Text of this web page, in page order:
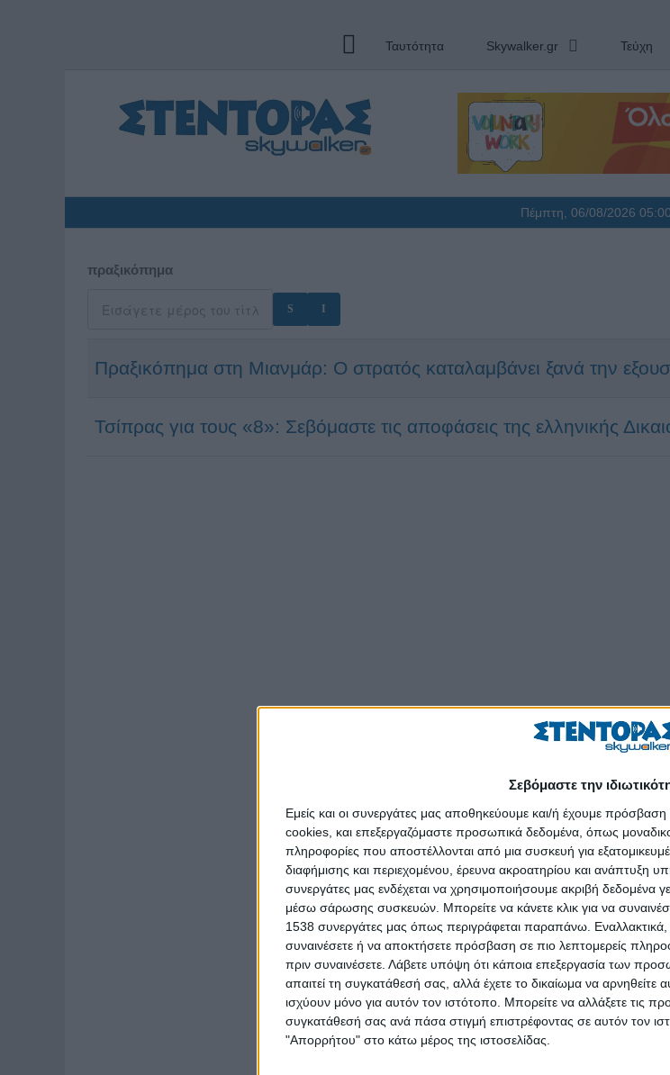
Σεβόμαστε την
Εμείς και οι συνεργάτες μας αποθηκεύουμε και/ή έχουμε
cookies, και επεξεργαζόμαστε προσωπικά δεδομένα, όπως
πληροφορίες που αποστέλλονται από μια συσκευή για
διαφήμισης και περιεχομένου, έρευνα ακροατηρίου και ανάπτυξη
συνεργάτες μας ενδέχεται να χρησιμοποιήσουμε ακριβή δεδομένα
μέσω σάρωσης συσκευών. Μπορείτε να κάνετε κλικ για να
1538 συνεργάτες μας όπως περιγράφεται παραπάνω. Εναλλακτικά,
συναινέσετε ή να αποκτήσετε πρόσβαση σε πιο λεπτομερείς
πριν συναινέσετε. Λάβετε υπόψη ότι κάποια επεξεργασία των
απαιτεί τη συγκατάθεσή σας, αλλά έχετε το δικαίωμα να αρνηθείτε
ισχύουν μόνο για αυτόν τον ιστότοπο. Μπορείτε να αλλάξετε τις
συγκατάθεσή σας ανά πάσα στιγμή επιστρέφοντας σε αυτόν τον
"Απορρήτου" στο κάτω μέρος της ιστοσελίδας.
Ταυτότητα Skywalker.gr Τεύχη
Πέμπτη, 06/08/2026
πραξικόπημα
Πραξικόπημα στη Μιανμάρ: Ο στρατός καταλαμβάνει ξανά την
Τσίπρας για τους «8»: Σεβόμαστε τις αποφάσεις της ελληνικής